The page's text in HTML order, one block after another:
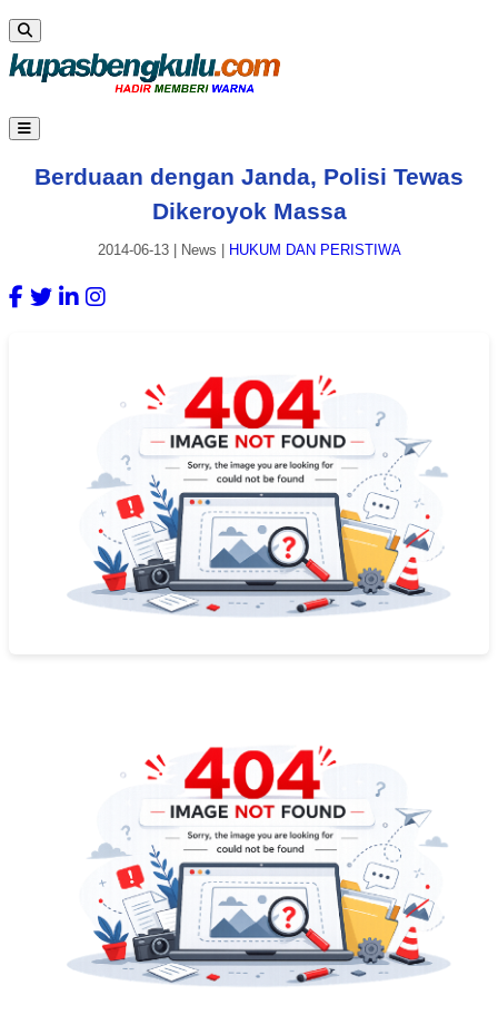
Berduaan dengan Janda, Polisi Tewas
Dikeroyok Massa
2014-06-13| News HUKUM DAN PERISTIWA